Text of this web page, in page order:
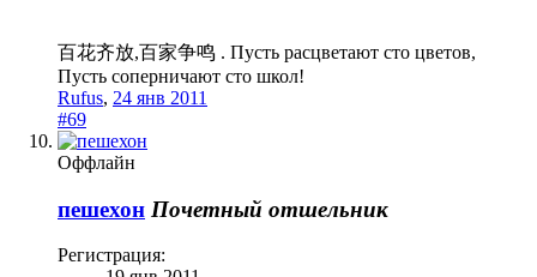
百花齐放,百家争鸣 . Пусть расцветают сто цветов,
Пусть соперничают сто школ!
Rufus, 24 янв 2011
#69
Оффлайн
пешехон Почетный отшельник
Регистрация: